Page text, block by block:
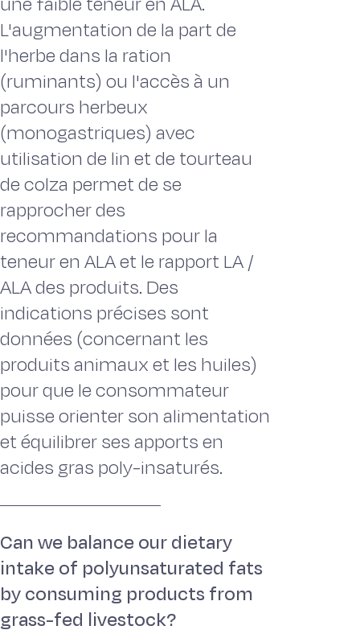
L'augmentation de la part de
l'herbe dans la ration
(ruminants) ou l'accès à un
parcours herbeux
(monogastriques) avec
utilisation de lin et de tourteau
de colza permet de se
rapprocher des
recommandations pour la
teneur en ALA et le rapport LA /
ALA des produits. Des
indications précises sont
données (concernant les
produits animaux et les huiles)
pour que le consommateur
puisse orienter son alimentation
et équilibrer ses apports en
acides gras poly-insaturés.
Can we balance our dietary
intake of polyunsaturated fats
by consuming products from
grass-fed livestock?